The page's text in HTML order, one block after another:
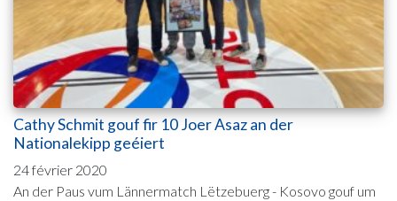
Cathy Schmit gouf fir 10 Joer Asaz an der
Nationalekipp geéiert
24 février 2020
An der Paus vum Lännermatch Lëtzebuerg - Kosovo gouf um